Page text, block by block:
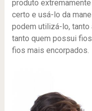
produto
certo e usá-lo da
podem utilizá-lo, tanto
tanto quem possui
fios mais encorpados.